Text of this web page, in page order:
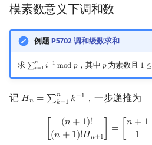
模素数意义下调和数
例题 P5702 调和级数求和
求 ∑𝑛
𝑖=1 𝑖−1 mod 𝑝
∑i =1n i−1modp ，其中 𝑝
p为素数且 1 ≤
1≤n
记 𝐻𝑛 = ∑𝑛
𝑘=1 𝑘−1
Hn=∑k =1nk− 1 ，一步递推为
(𝑛 + 1)!
(𝑛 + 1)!𝐻𝑛+1
= 𝑛 + 1
1
(n+ 1) (n+ =[ n+ 1